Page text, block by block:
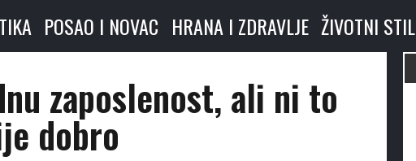
POSAO I NOVAC HRANA I ZDRAVLJE ŽIVOTNI STIL
zaposlenost, ali ni to
dobro